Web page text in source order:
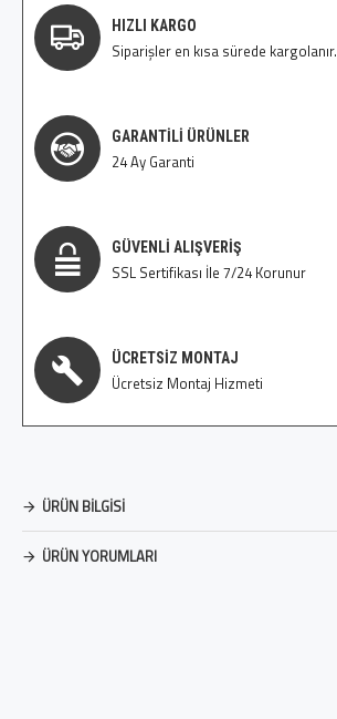
HIZLI KARGO
Siparişler en kısa sürede kargolanır.
GARANTİLİ ÜRÜNLER
24 Ay Garanti
GÜVENLI ALIŞVERIŞ
SSL Sertifikası İle 7/24 Korunur
ÜCRETSİZ MONTAJ
Ücretsiz Montaj Hizmeti
ÜRÜN BILGISI
ÜRÜN YORUMLARI